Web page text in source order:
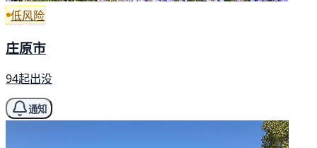
低风险
庄原市
94起出没
通知